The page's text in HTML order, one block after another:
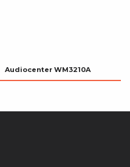
Audiocenter WM3210A